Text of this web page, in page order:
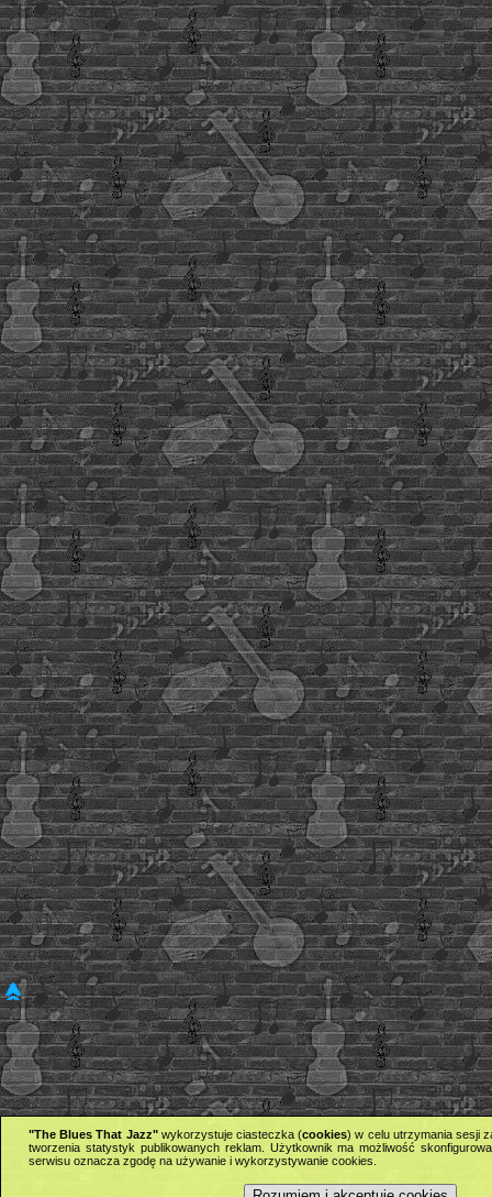
"The Blues That Jazz"wykorzystuje ciasteczka (cookies) w celu utrzymania sesji
tworzenia statystyk publikowanych reklam. Użytkownik ma możliwość
serwisu oznacza zgodę na używanie i wykorzystywanie cookies.